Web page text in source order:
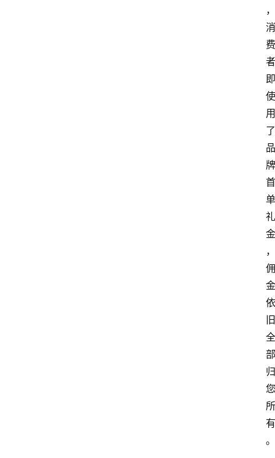
，
消
费
者
即
使
用
了
品
牌
首
单
礼
金
，
佣
金
依
旧
全
部
归
您
所
有
。